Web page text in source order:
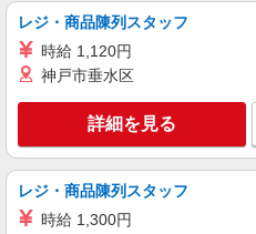
レジ・商品陳列スタッフ
時給 1,120円
神戸市垂水区
詳細を見る
レジ・商品陳列スタッフ
時給 1,300円